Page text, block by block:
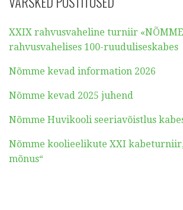
XXIX rahvusvaheline turniir
rahvusvahelises 100-ruuduliseskabes
Nõmme kevad information 2026
Nõmme kevad 2025 juhend
Nõmme Huvikooli seeriavõistlus
Nõmme koolieelikute XXI
mõnus“